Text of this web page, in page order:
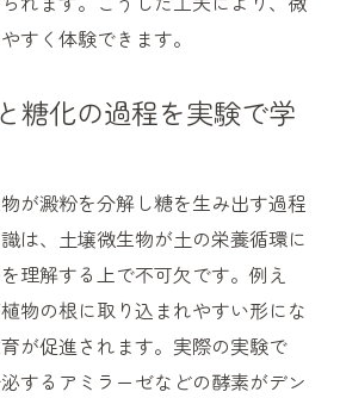
すく体験できます。
糖化の過程を実験で学
が澱粉を分解し糖を生み出す過程
は、土壌微生物が土の栄養循環に
理解する上で不可欠です。例え
物の根に取り込まれやすい形にな
が促進されます。実際の実験で
するアミラーゼなどの酵素がデン